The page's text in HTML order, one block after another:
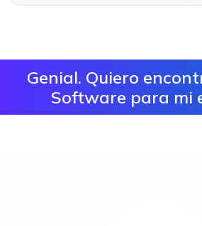
Genial. Quiero
Software para mi